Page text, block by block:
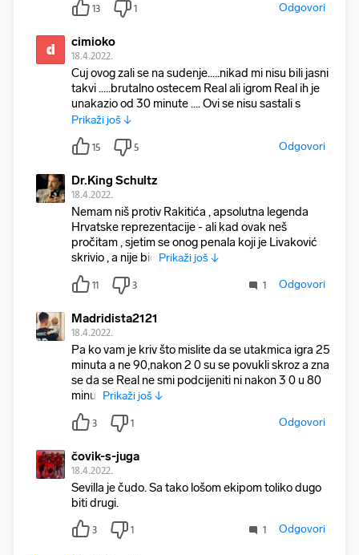
13 1 Odgovori
ci cimioko
18.4.2022.
Cuj ovog zali se na sudenje.....nikad mi nisu bili jasni
takvi .....brutalno ostecem Real ali igrom Real ih je
unakazio od 30 minute .... Ovi se nisu sastali sa
Prikaži još ↓
15 5 Odgovori
Dr.King Schultz
18.4.2022.
Nemam niš protiv Rakitića , apsolutna legenda
Hrvatske reprezentacije - ali kad ovak neš
pročitam , sjetim se onog penala koji je Livaković
skrivio , a nije bio Prikaži još ↓
11 3 1 Odgovori
Madridista2121
18.4.2022.
Pa ko vam je kriv što mislite da se utakmica igra 25
minuta a ne 90,nakon 2 0 su se povukli skroz a zna
se da se Real ne smi podcijeniti ni nakon 3 0 u 80
minut Prikaži još ↓
3 1 Odgovori
čovik-s-juga
18.4.2022.
Sevilla je čudo. Sa tako lošom ekipom toliko dugo
biti drugi.
3 1 1 Odgovori